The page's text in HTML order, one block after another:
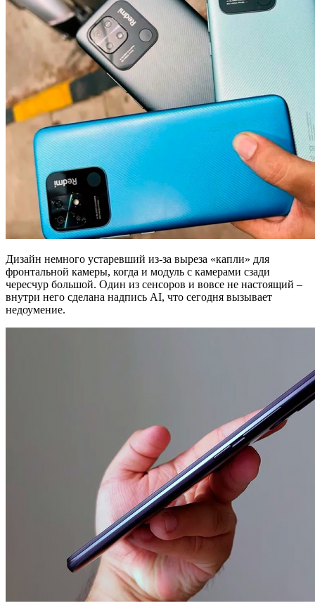
Дизайн немного устаревший из-за выреза «капли» для
фронтальной камеры, когда и модуль с камерами сзади
чересчур большой. Один из сенсоров и вовсе не настоящий –
внутри него сделана надпись AI, что сегодня вызывает
недоумение.